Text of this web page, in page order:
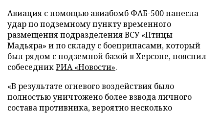
Авиация с помощью авиабомб ФАБ-500 нанесла
удар по подземному пункту временного
размещения подразделения ВСУ «Птицы
Мадьяра» и по складу с боеприпасами, который
был рядом с подземной базой в Херсоне, пояснил
собеседникРИА «Новости».
«В результате огневого воздействия было
полностью уничтожено более взвода личного
состава противника, вероятно несколько